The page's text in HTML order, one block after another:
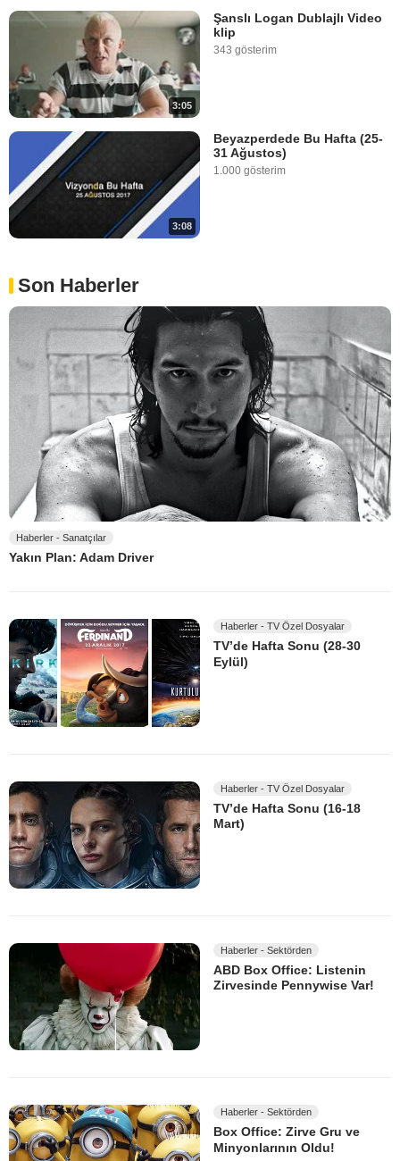
3:05
Şanslı Logan Dublajlı Video
klip
343 gösterim
3:08
Beyazperdede Bu Hafta (25-
31 Ağustos)
1.000 gösterim
Son Haberler
Haberler - Sanatçılar
Yakın Plan: Adam Driver
Haberler - TV Özel Dosyalar
TV’de Hafta Sonu (28-30
Eylül)
Haberler - TV Özel Dosyalar
TV’de Hafta Sonu (16-18
Mart)
Haberler - Sektörden
ABD Box Office: Listenin
Zirvesinde Pennywise Var!
Haberler - Sektörden
Box Office: Zirve Gru ve
Minyonlarının Oldu!